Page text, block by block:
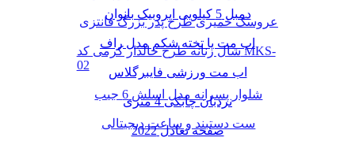
عروسک خمیری طرح پدر بزرگ فانتزی
شال زنانه طرح خالدار کرمی کد MKS-
02
شلوار پسرانه مدل اسلش 6 جیب
ست دستبند و ساعت دیجیتالی
دمبل 5 کیلویی ایروبیک بانوان
اب مت یا تخته شکم مدل راف
اب مت ورزشی فایبرگلاس
نردبان چابکی 4 متری
صفحه تعادل 2022